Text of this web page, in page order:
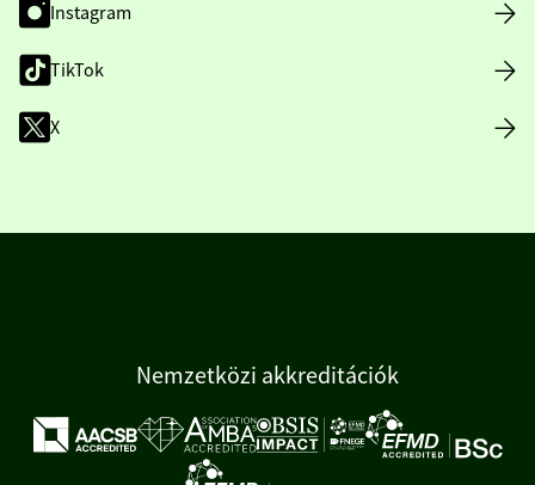
Instagram
TikTok
X
Nemzetközi akkreditációk